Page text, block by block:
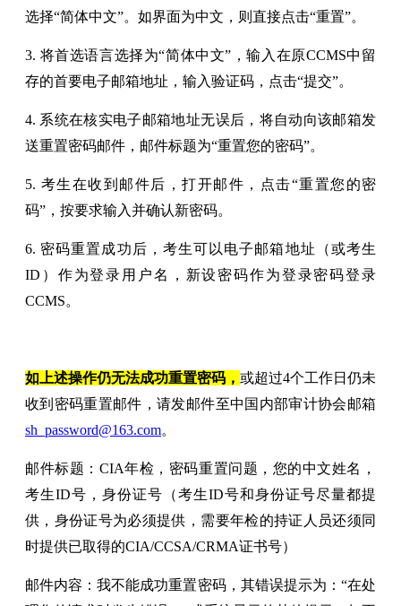
选择“简体中文”。如界面为中文，则直接点击“重置”。
3. 将首选语言选择为“简体中文”，输入在原CCMS中留
存的首要电子邮箱地址，输入验证码，点击“提交”。
4. 系统在核实电子邮箱地址无误后，将自动向该邮箱发
送重置密码邮件，邮件标题为“重置您的密码”。
5. 考生在收到邮件后，打开邮件，点击“重置您的密
码”，按要求输入并确认新密码。
6. 密码重置成功后，考生可以电子邮箱地址（或考生
ID）作为登录用户名，新设密码作为登录密码登录
CCMS。
如上述操作仍无法成功重置密码， 或超过4个工作日仍未
收到密码重置邮件，请发邮件至中国内部审计协会邮箱
sh_password@163.com。
邮件标题：CIA年检，密码重置问题，您的中文姓名，
考生ID号，身份证号（考生ID号和身份证号尽量都提
供，身份证号为必须提供，需要年检的持证人员还须同
时提供已取得的CIA/CCSA/CRMA证书号）
邮件内容：我不能成功重置密码，其错误提示为：“在处